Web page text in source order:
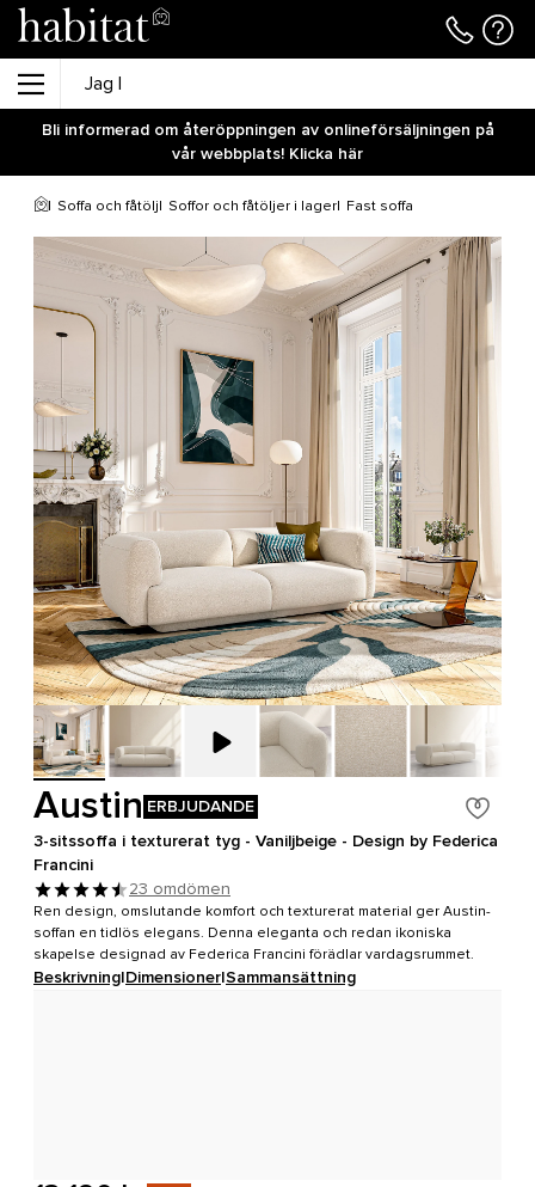
Bli informerad om återöppningen av onlineförsäljningen på
vår webbplats! Klicka här
Soffa och fåtölj Soffor och fåtöljer i lager Fast soffa
Austin ERBJUDANDE
3-sitssoffa i texturerat tyg - Vaniljbeige - Design by Federica
Francini
23 omdömen
Ren design, omslutande komfort och texturerat material ger Austin-
soffan en tidlös elegans. Denna eleganta och redan ikoniska
skapelse designad av Federica Francini förädlar vardagsrummet.
Beskrivning|Dimensioner|Sammansättning